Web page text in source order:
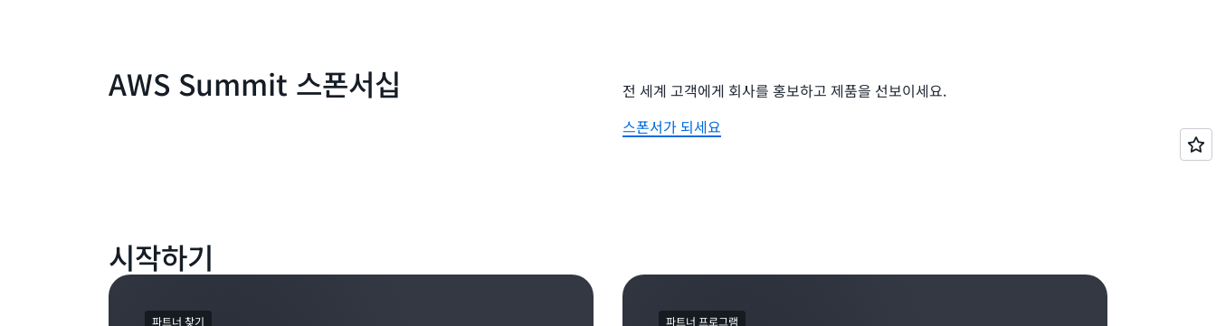
AWS Summit 스폰서십
전 세계 고객에게 회사를 홍보하고 제품을 선보이세요.
스폰서가 되세요
시작하기
파트너 찾기 파트너 프로그램